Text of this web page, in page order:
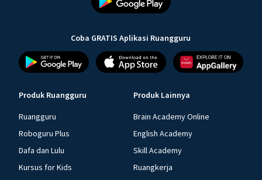
Coba GRATIS Aplikasi Ruangguru
Produk Ruangguru
Ruangguru
Roboguru Plus
Dafa dan Lulu
Kursus for Kids
Produk Lainnya
Brain Academy Online
English Academy
Skill Academy
Ruangkerja